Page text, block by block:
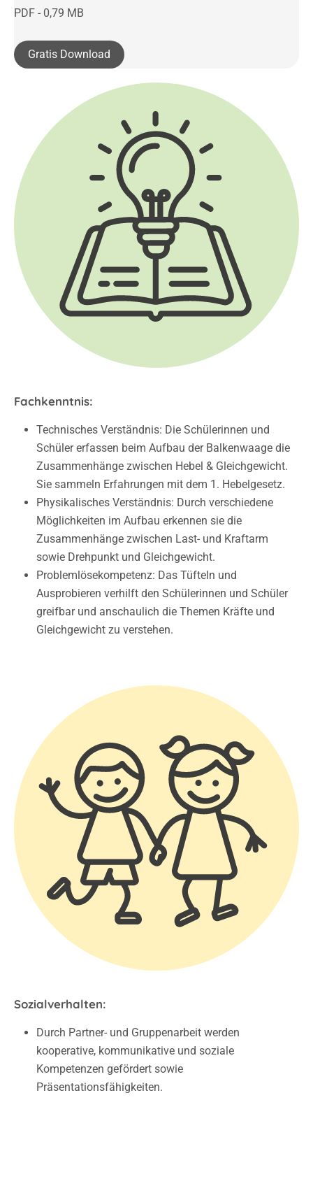
PDF - 0,79 MB
Gratis Download
Fachkenntnis:
Technisches Verständnis: Die Schülerinnen und
Schüler erfassen beim Aufbau der Balkenwaage die
Zusammenhänge zwischen Hebel & Gleichgewicht.
Sie sammeln Erfahrungen mit dem 1. Hebelgesetz.
Physikalisches Verständnis: Durch verschiedene
Möglichkeiten im Aufbau erkennen sie die
Zusammenhänge zwischen Last- und Kraftarm
sowie Drehpunkt und Gleichgewicht.
Problemlösekompetenz: Das Tüfteln und
Ausprobieren verhilft den Schülerinnen und Schüler
greifbar und anschaulich die Themen Kräfte und
Gleichgewicht zu verstehen.
Sozialverhalten:
Durch Partner- und Gruppenarbeit werden
kooperative, kommunikative und soziale
Kompetenzen gefördert sowie
Präsentationsfähigkeiten.